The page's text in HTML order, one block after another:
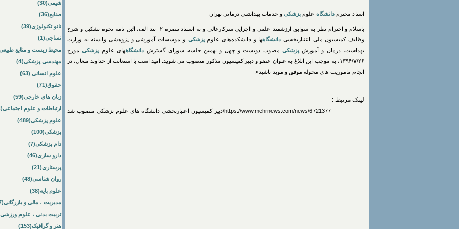
استاد محترم دانشگاه علوم پزشکی و خدمات بهداشتی درمانی تهران
باسلام و احترام نظر به سوابق ارزشمند علمی و اجرایی سرکارعالی و به استناد تبصره ۲- بند الف، آئین نامه نحوه تشکیل و شرح
وظایف کمیسیون ملی اعتباربخشی دانشگاهها و دانشکده‌های علوم پزشکی و موسسات آموزشی و پژوهشی وابسته به وزارت
بهداشت، درمان و آموزش پزشکی مصوب دویست و چهل و نهمین جلسه شورای گسترش دانشگاههای علوم پزشکیمورخ
۱۳۹۴/۷/۲۶، به موجب این ابلاغ به عنوان عضو و دبیر کمیسیون مذکور منصوب می شوید. امید است با استعانت از خداوند متعال، در
انجام ماموریت های محوله موفق و موید باشید».
لینک مرتبط :
https://www.mehrnews.com/news/6721377/دبیر-کمیسیون-اعتباربخشی-دانشگاه-های-علوم-پزشکی-منصوب-شد
شیمی(30)
صنایع(36)
نانو تکنولوژی(39)
نساجی(1)
محیط زیست و منابع
مهندسی پزشکی(4)
علوم انسانی (63)
حقوق(71)
زبان های خارجی(59)
ارتباطات و علوم اجتماعی(84)
علوم پزشکی(489)
پزشکی(100)
دام پزشکی(7)
دارو سازی(46)
پرستاری(21)
روان شناسی(48)
علوم پایه(38)
مدیریت ، مالی و بازرگانی(57)
تربیت بدنی ، علوم
هنر و گرافیک(153)